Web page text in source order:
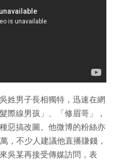
姓男子長相獨特，迅速在網
際線男孩」、「修眉哥」，
惡搞改圖。他微博的粉絲亦
，不少人建議他直播賺錢，
吳某再接受傳媒訪問，表